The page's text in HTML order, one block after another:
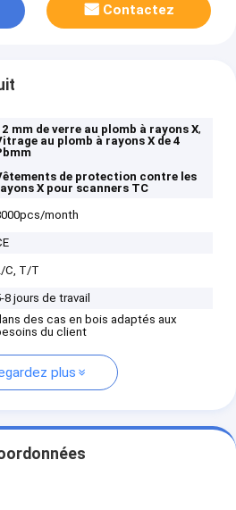
Contactez
mm de verre au plomb à rayons X,
au plomb à rayons X de 4
de protection contre les
X pour scanners TC
month
C, T/T
8 jours de travail
des cas en bois adaptés aux
du client
plus